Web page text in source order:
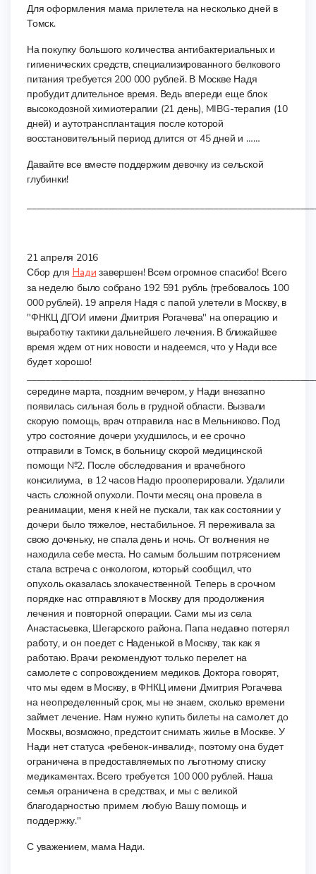
Для оформления мама прилетела на несколько дней в
Томск.
На покупку большого количества антибактериальных и
гигиенических средств, специализированного белкового
питания требуется 200 000 рублей. В Москве Надя
пробудит длительное время. Ведь впереди еще блок
высокодозной химиотерапии (21 день), MIBG-терапия (10
дней) и аутотрансплантация после которой
восстановительный период длится от 45 дней и ……
Давайте все вместе поддержим девочку из сельской
глубинки!
21 апреля 2016
Сбор для Надизавершен! Всем огромное спасибо! Всего
за неделю было собрано 192 591 рубль (требовалось 100
000 рублей). 19 апреля Надя с папой улетели в Москву, в
"ФНКЦ ДГОИ имени Дмитрия Рогачева" на операцию и
выработку тактики дальнейшего лечения. В ближайшее
время ждем от них новости и надеемся, что у Нади все
будет хорошо!
середине марта, поздним вечером, у Нади внезапно
появилась сильная боль в грудной области. Вызвали
скорую помощь, врач отправила нас в Мельниково. Под
утро состояние дочери ухудшилось, и ее срочно
отправили в Томск, в больницу скорой медицинской
помощи №2. После обследования и врачебного
консилиума, в 12 часов Надю прооперировали. Удалили
часть сложной опухоли. Почти месяц она провела в
реанимации, меня к ней не пускали, так как состоянии у
дочери было тяжелое, нестабильное. Я переживала за
свою доченьку, не спала день и ночь. От волнения не
находила себе места. Но самым большим потрясением
стала встреча с онкологом, который сообщил, что
опухоль оказалась злокачественной. Теперь в срочном
порядке нас отправляют в Москву для продолжения
лечения и повторной операции. Сами мы из села
Анастасьевка, Шегарского района. Папа недавно потерял
работу, и он поедет с Наденькой в Москву, так как я
работаю. Врачи рекомендуют только перелет на
самолете с сопровождением медиков. Доктора говорят,
что мы едем в Москву, в ФНКЦ имени Дмитрия Рогачева
на неопределенный срок, мы не знаем, сколько времени
займет лечение. Нам нужно купить билеты на самолет до
Москвы, возможно, предстоит снимать жилье в Москве. У
Нади нет статуса «ребенок-инвалид», поэтому она будет
ограничена в предоставляемых по льготному списку
медикаментах. Всего требуется 100 000 рублей. Наша
семья ограничена в средствах, и мы с великой
благодарностью примем любую Вашу помощь и
поддержку."
С уважением, мама Нади.